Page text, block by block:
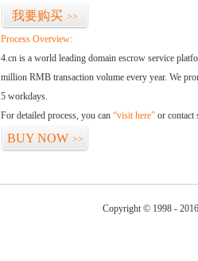
我要购买 >>
Process Overview:
4.cn is a world leading domain escrow service
million RMB transaction volume every year. We
5 workdays.
For detailed process, you can “visit here” or contact
BUY NOW >>
Copyright © 1998 -